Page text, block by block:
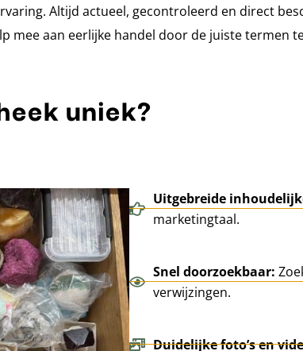
Altijd actueel, gecontroleerd en direct
mee aan eerlijke handel door de juiste termen
uniek?
Uitgebreide
marketingtaal.
Snel doorzoekbaar:
verwijzingen.
Duidelijke foto’s en